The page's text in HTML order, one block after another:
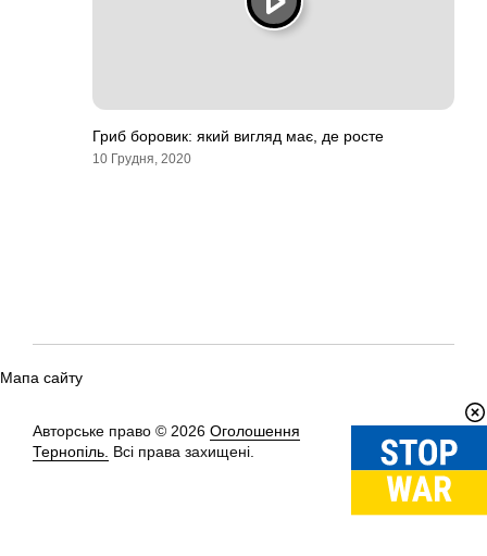
Гриб боровик: який вигляд має, де росте
10 Грудня, 2020
Мапа сайту
Авторське право © 2026 Оголошення
Тернопіль. Всі права захищені.
Вгору↑